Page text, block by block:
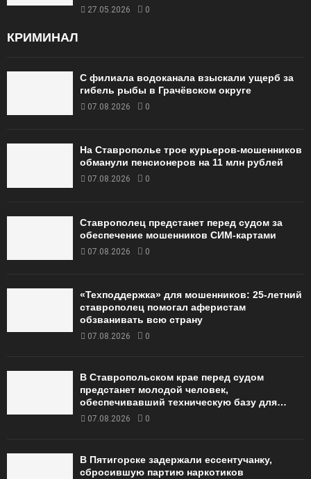
27.05.2026 0
КРИМИНАЛ
С филиала водоканала взыскали ущерб за
гибель рыбы в Грачёвском округе
07.08.2026 0
На Ставрополье трое курьеров-мошенников
обманули пенсионеров на 11 млн рублей
07.08.2026 0
Ставрополец предстанет перед судом за
обеспечение мошенников СИМ-картами
07.08.2026 0
«Техподдержка» для мошенников: 25-летний
ставрополец помогал аферистам
обзванивать всю страну
07.08.2026 0
В Ставропольском крае перед судом
предстанет молодой человек,
обеспечивавший техническую базу для…
07.08.2026 0
В Пятигорске задержали ессентучанку,
сбросившую партию наркотиков